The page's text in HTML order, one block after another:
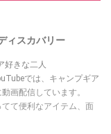
ィスカバリー
好きな二人
では、キャンプギア
画配信しています。
て便利なアイテム、面